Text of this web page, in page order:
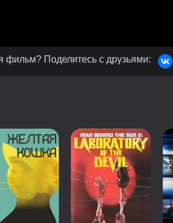
фильм? Поделитесь с друзьями: